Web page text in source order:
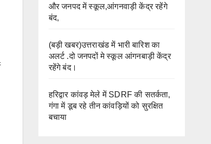
और जनपद में स्कूल,आंगनवाड़ी केंद्र रहेंगे
बंद,
(बड़ी खबर)उत्तराखंड में भारी बारिश का
अलर्ट .दो जनपदों मे स्कूल आंगनबाड़ी केंद्र
रहेंगे बंद।
हरिद्वार कांवड़ मेले में SDRF की सतर्कता,
गंगा में डूब रहे तीन कांवड़ियों को सुरक्षित
बचाया